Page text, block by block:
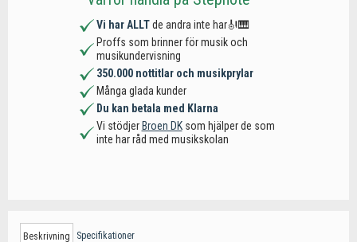
Vi har ALLTde andra inte har🎻🎹
Proffs som brinner för musik och
musikundervisning
350.000 nottitlar och musikprylar
Många glada kunder
Du kan betala med Klarna
Vi stödjer Broen DKsom hjälper de som
inte har råd med musikskolan
Beskrivning Specifikationer